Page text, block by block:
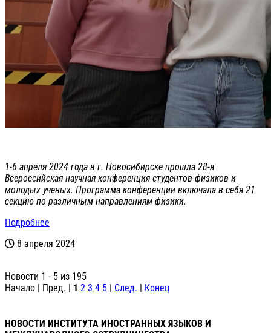
1-6 апреля 2024 года в г. Новосибирске прошла 28-я
Всероссийская научная конференция студентов-физиков и
молодых ученых. Программа конференции включала в себя 21
секцию по различным направлениям физики.
Подробнее
8 апреля 2024
Новости 1 - 5 из 195
Начало | Пред. | 1 2 3 4 5 | След. | Конец
НОВОСТИ ИНСТИТУТА ИНОСТРАННЫХ ЯЗЫКОВ И